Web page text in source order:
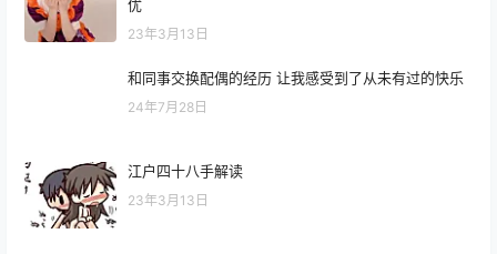
优
23年3月13日
和同事交换配偶的经历 让我感受到了从未有过的快乐
24年7月28日
江户四十八手解读
23年3月13日